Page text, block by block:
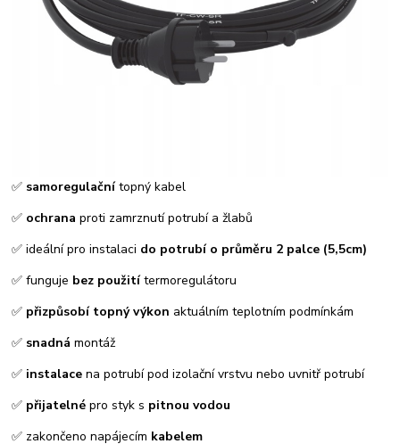
✅ samoregulačnítopný kabel
✅ ochrana proti zamrznutí potrubí a žlabů
✅ ideální pro instalaci do potrubí o průměru 2 palce (5,5cm)
✅ funguje bez použitítermoregulátoru
✅ přizpůsobí topnývýkon aktuálním teplotním podmínkám
✅ snadná montáž
✅ instalace na potrubí pod izolační vrstvu nebo uvnitř potrubí
✅ přijatelné pro styk s pitnou vodou
✅ zakončeno napájecím kabelem